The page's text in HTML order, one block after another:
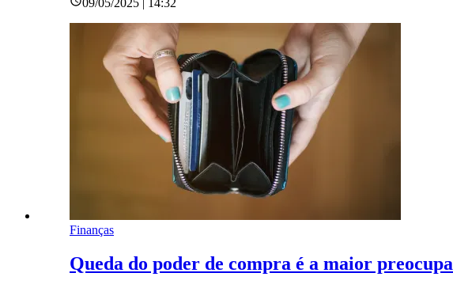
09/05/2025 | 14:32
Finanças
Queda do poder de compra é a maior